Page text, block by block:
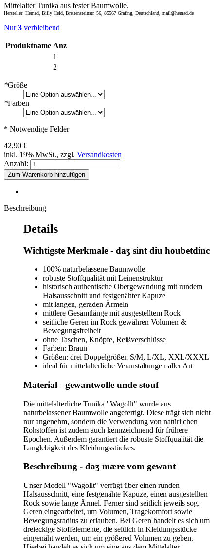
Mittelalter Tunika aus fester Baumwolle.
Hersteller: Hemad, Billy Held, Breitensteinstr. 56, 85567 Grafing, Deutschland, mail@hemad.de
Nur3 verbleibend
Produktname Anz
1
2
*Größe
*Farben
* Notwendige Felder
42,90 €
inkl. 19% MwSt., zzgl. Versandkosten
Anzahl:
Zum Warenkorb hinzufügen
Beschreibung
Details
Wichtigste Merkmale - daʒ sint diu houbetdinc
100% naturbelassene Baumwolle
robuste Stoffqualität mit Leinenstruktur
historisch authentische Obergewandung mit rundem
Halsausschnitt und festgenähter Kapuze
mit langen, geraden Ärmeln
mittlere Gesamtlänge mit ausgestelltem Rock
seitliche Geren im Rock gewähren Volumen &
Bewegungsfreiheit
ohne Taschen, Knöpfe, Reißverschlüsse
Farben: Braun
Größen: drei Doppelgrößen S/M, L/XL, XXL/XXXL
ideal für mittelalterliche Veranstaltungen aller Art
Material - gewantwolle unde stouf
Die mittelalterliche Tunika "Wagollt" wurde aus
naturbelassener Baumwolle angefertigt. Diese trägt sich nicht
nur angenehm, sondern die Verwendung von natürlichen
Rohstoffen ist zudem auch kennzeichnend für frühere
Epochen. Außerdem garantiert die robuste Stoffqualität die
Langlebigkeit des Kleidungsstückes.
Beschreibung - daʒ mære vom gewant
Unser Modell "Wagollt" verfügt über einen runden
Halsausschnitt, eine festgenähte Kapuze, einen ausgestellten
Rock sowie lange Ärmel. Ferner sind seitlich jeweils sog.
Geren eingearbeitet, um Volumen, Tragekomfort sowie
Bewegungsradius zu erlauben. Bei Geren handelt es sich um
dreieckige Stoffelemente, die seitlich in Kleidungsstücke
eingenäht werden, um ein größered Volumen zu geben.